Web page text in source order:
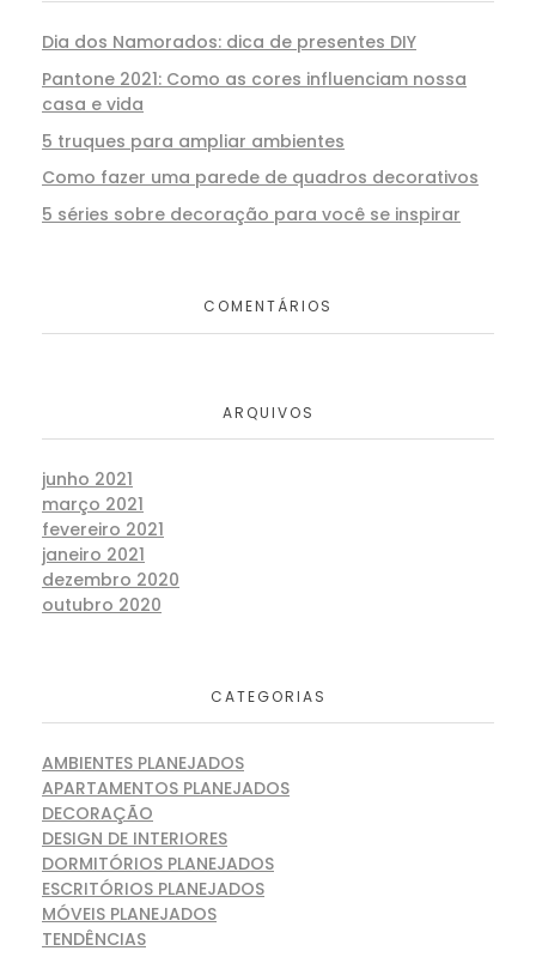
Dia dos Namorados: dica de presentes DIY
Pantone 2021: Como as cores influenciam nossa
casa e vida
5 truques para ampliar ambientes
Como fazer uma parede de quadros decorativos
5 séries sobre decoração para você se inspirar
COMENTÁRIOS
ARQUIVOS
junho 2021
março 2021
fevereiro 2021
janeiro 2021
dezembro 2020
outubro 2020
CATEGORIAS
AMBIENTES PLANEJADOS
APARTAMENTOS PLANEJADOS
DECORAÇÃO
DESIGN DE INTERIORES
DORMITÓRIOS PLANEJADOS
ESCRITÓRIOS PLANEJADOS
MÓVEIS PLANEJADOS
TENDÊNCIAS